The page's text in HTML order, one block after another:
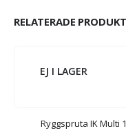
RELATERADE
EJ I LAGER
Ryggspruta IK Multi